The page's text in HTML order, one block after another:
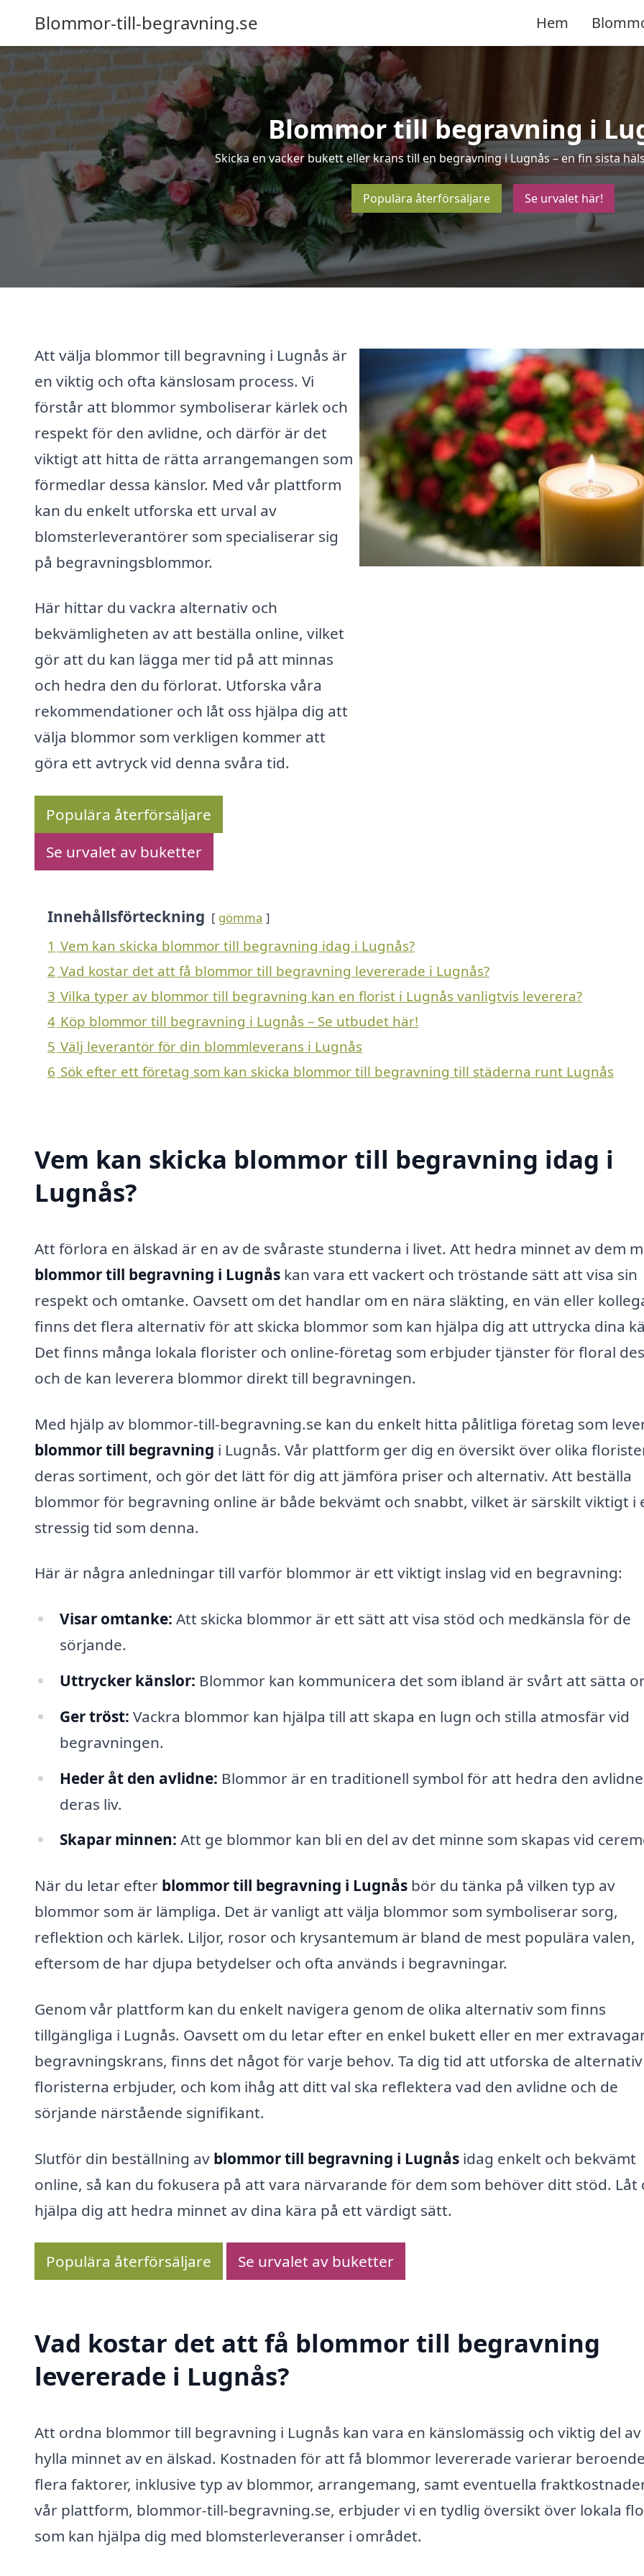
Blommor-till-begravning.se Hem
Blommor till begravning i
Skicka en vacker bukett eller krans till en begravning i Lugnås – en fin sista
Populära återförsäljare Se urvalet här!
Att välja blommor till begravning i Lugnås är
en viktig och ofta känslosam process. Vi
förstår att blommor symboliserar kärlek och
respekt för den avlidne, och därför är det
viktigt att hitta de rätta arrangemangen som
förmedlar dessa känslor. Med vår plattform
kan du enkelt utforska ett urval av
blomsterleverantörer som specialiserar sig
på begravningsblommor.
Här hittar du vackra alternativ och
bekvämligheten av att beställa online, vilket
gör att du kan lägga mer tid på att minnas
och hedra den du förlorat. Utforska våra
rekommendationer och låt oss hjälpa dig att
välja blommor som verkligen kommer att
göra ett avtryck vid denna svåra tid.
Populära återförsäljare
Se urvalet av buketter
Innehållsförteckning gömma
1 Vem kan skicka blommor till begravning idag i Lugnås?
2 Vad kostar det att få blommor till begravning levererade i Lugnås?
3 Vilka typer av blommor till begravning kan en florist i Lugnås vanligtvis leverera?
4 Köp blommor till begravning i Lugnås – Se utbudet här!
5 Välj leverantör för din blommleverans i Lugnås
6 Sök efter ett företag som kan skicka blommor till begravning till städerna runt Lugnås
Vem kan skicka blommor till begravning idag i
Lugnås?
Att förlora en älskad är en av de svåraste stunderna i livet. Att hedra minnet av dem
blommor till begravning i Lugnås kan vara ett vackert och tröstande sätt att visa sin
respekt och omtanke. Oavsett om det handlar om en nära släkting, en vän eller
finns det flera alternativ för att skicka blommor som kan hjälpa dig att uttrycka dina
Det finns många lokala florister och online-företag som erbjuder tjänster för floral
och de kan leverera blommor direkt till begravningen.
Med hjälp av blommor-till-begravning.se kan du enkelt hitta pålitliga företag som
blommor till begravning i Lugnås. Vår plattform ger dig en översikt över olika
deras sortiment, och gör det lätt för dig att jämföra priser och alternativ. Att beställa
blommor för begravning online är både bekvämt och snabbt, vilket är särskilt viktigt i
stressig tid som denna.
Här är några anledningar till varför blommor är ett viktigt inslag vid en begravning:
Visar omtanke: Att skicka blommor är ett sätt att visa stöd och medkänsla för de
sörjande.
Uttrycker känslor: Blommor kan kommunicera det som ibland är svårt att sätta
Ger tröst: Vackra blommor kan hjälpa till att skapa en lugn och stilla atmosfär vid
begravningen.
Heder åt den avlidne: Blommor är en traditionell symbol för att hedra den
deras liv.
Skapar minnen: Att ge blommor kan bli en del av det minne som skapas vid
När du letar efter blommor till begravning i Lugnås bör du tänka på vilken typ av
blommor som är lämpliga. Det är vanligt att välja blommor som symboliserar sorg,
reflektion och kärlek. Liljor, rosor och krysantemum är bland de mest populära valen,
eftersom de har djupa betydelser och ofta används i begravningar.
Genom vår plattform kan du enkelt navigera genom de olika alternativ som finns
tillgängliga i Lugnås. Oavsett om du letar efter en enkel bukett eller en mer
begravningskrans, finns det något för varje behov. Ta dig tid att utforska de
floristerna erbjuder, och kom ihåg att ditt val ska reflektera vad den avlidne och de
sörjande närstående signifikant.
Slutför din beställning av blommor till begravning i Lugnås idag enkelt och bekvämt
online, så kan du fokusera på att vara närvarande för dem som behöver ditt stöd. Låt
hjälpa dig att hedra minnet av dina kära på ett värdigt sätt.
Populära återförsäljare Se urvalet av buketter
Vad kostar det att få blommor till begravning
levererade i Lugnås?
Att ordna blommor till begravning i Lugnås kan vara en känslomässig och viktig del
hylla minnet av en älskad. Kostnaden för att få blommor levererade varierar
flera faktorer, inklusive typ av blommor, arrangemang, samt eventuella
vår plattform, blommor-till-begravning.se, erbjuder vi en tydlig översikt över lokala
som kan hjälpa dig med blomsterleveranser i området.